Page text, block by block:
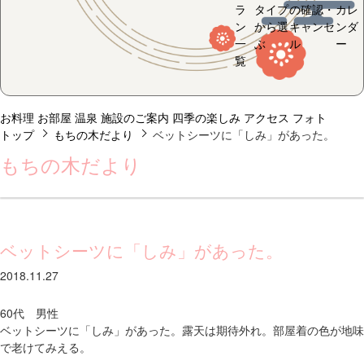
ラ
ン
一
覧
タイプ
から選
ぶ
の確認・
キャンセ
ル
カレ
ンダ
ー
お料理 お部屋 温泉 施設のご案内 四季の楽しみ アクセス フォト
トップ
もちの木だより ベットシーツに「しみ」があった。
もちの木だより
ベットシーツに「しみ」があった。
2018.11.27
60代 男性
ベットシーツに「しみ」があった。露天は期待外れ。部屋着の色が地味
で老けてみえる。